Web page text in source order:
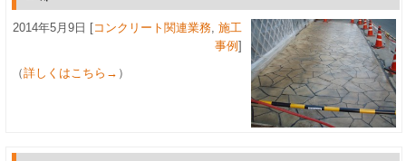
2014年5月9日 [コンクリート関連業務 ,施工
事例]
（詳しくはこちら→ ）